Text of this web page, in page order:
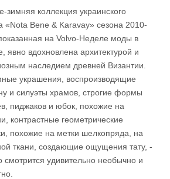
зимняя коллекция украинского
«Nota Bene & Karavay» сезона 2010-
на Volvo-Неделе моды в
явно вдохновлена архитектурой и
наследием древней Византии.
украшения, воспроизводящие
и силуэты храмов, строгие формы
пиджаков и юбок, похожие на
контрастные геометрические
похожие на метки шелкопряда, на
ткани, создающие ощущения тату, -
смотрится удивительно необычно и